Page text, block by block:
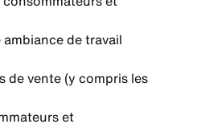
de travail
de vente (y compris les
et